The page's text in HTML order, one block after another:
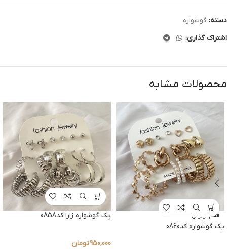
دسته: گوشواره
اشتراک گذاری:
محصولات مشابه
اتمام موجودی
پک گوشواره کد0860
پک گوشواره زارا کد0858
950,000تومان